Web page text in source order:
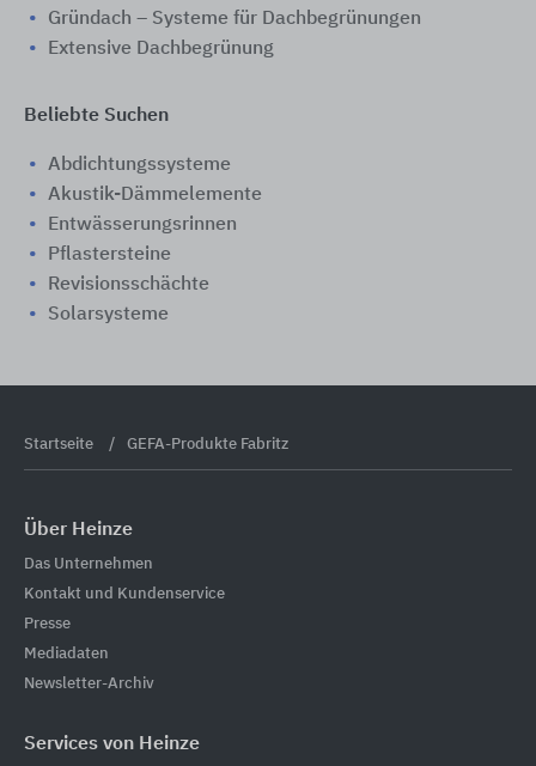
Gründach – Systeme für Dachbegrünungen
Extensive Dachbegrünung
Beliebte Suchen
Abdichtungssysteme
Akustik-Dämmelemente
Entwässerungsrinnen
Pflastersteine
Revisionsschächte
Solarsysteme
Startseite GEFA-Produkte Fabritz
Über Heinze
Das Unternehmen
Kontakt und Kundenservice
Presse
Mediadaten
Newsletter-Archiv
Services von Heinze